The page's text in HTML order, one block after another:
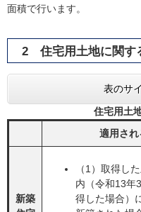
面積で行います。
2 住宅用土地に関す
表のサ
住宅用土
適用さ
新築
（1）取得し
内（令和13年
得した場合）